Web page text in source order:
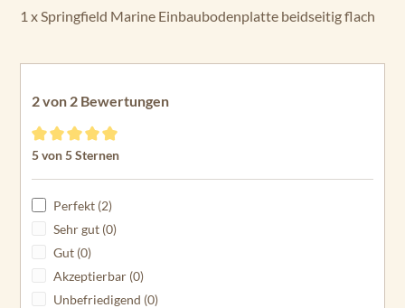
1 x Springfield Marine Einbaubodenplatte beidseitig flach
2 von 2 Bewertungen
Durchschnittliche Bewertung von 5 von 5 Sternen
5 von 5 Sternen
Perfekt (2)
Sehr gut (0)
Gut (0)
Akzeptierbar (0)
Unbefriedigend (0)